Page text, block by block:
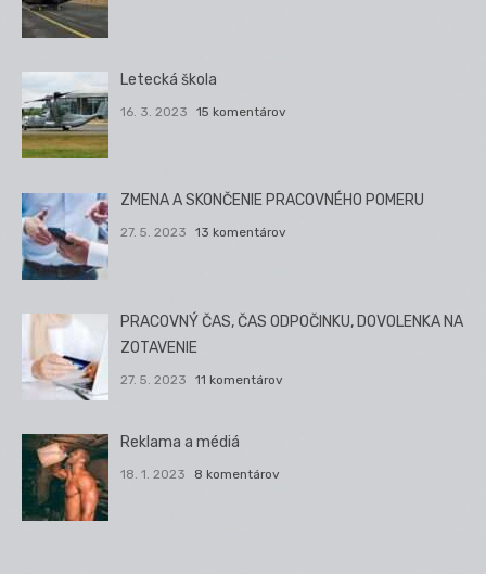
Letecká škola
16. 3. 2023 15 komentárov
ZMENA A SKONČENIE PRACOVNÉHO POMERU
27. 5. 2023 13 komentárov
PRACOVNÝ ČAS, ČAS ODPOČINKU, DOVOLENKA NA
ZOTAVENIE
27. 5. 2023 11 komentárov
Reklama a médiá
18. 1. 2023 8 komentárov